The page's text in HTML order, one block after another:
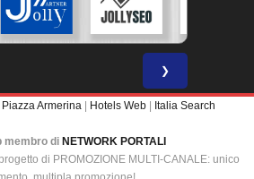
❯
Piazza Armerina Hotels Web Italia Search
membro di NETWORK PORTALI
di PROMOZIONE MULTI-CANALE: unico